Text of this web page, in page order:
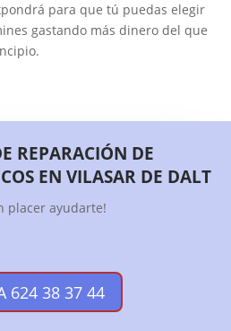
para que tú puedas elegir
gastando más dinero del que
REPARACIÓN DE
EN VILASAR DE DALT
placer ayudarte!
624 38 37 44